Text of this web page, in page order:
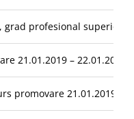
profesional superior –
21.01.2019 – 22.01.2019
promovare 21.01.2019 –